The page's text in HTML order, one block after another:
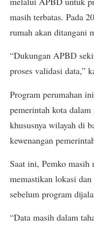
masih terbatas. Pada
rumah akan ditangani
“Dukungan APBD
proses validasi data,”
Program perumahan
pemerintah kota dalam
khususnya wilayah di
kewenangan
Saat ini, Pemko
memastikan lokasi dan
sebelum program
“Data masih dalam